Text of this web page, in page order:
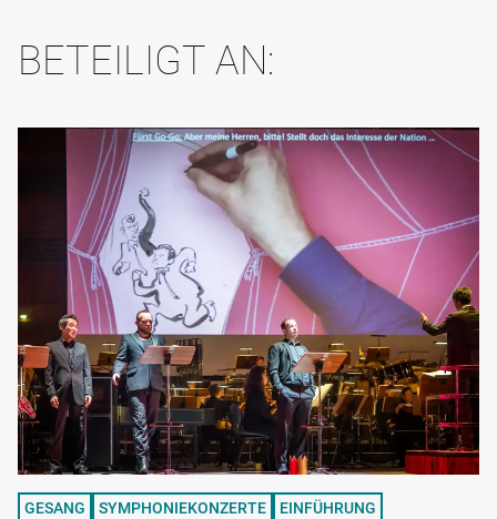
BETEILIGT AN:
GESANG SYMPHONIEKONZERTE EINFÜHRUNG